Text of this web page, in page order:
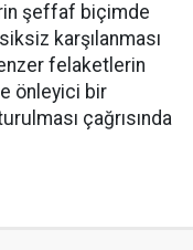
şeffaf biçimde
karşılanması
felaketlerin
önleyici bir
çağrısında